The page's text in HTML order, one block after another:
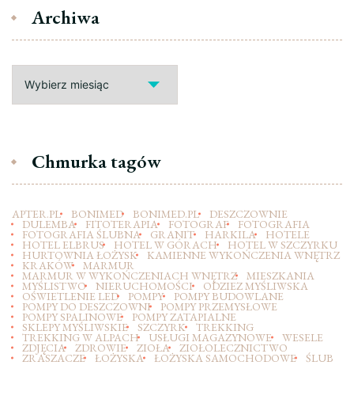
Archiwa
Chmurka tagów
APTER.PL BONIMED BONIMED.PL DESZCZOWNIE
DULEMBA FITOTERAPIA FOTOGRAF FOTOGRAFIA
FOTOGRAFIA ŚLUBNA GRANIT HARKILA HOTELE
HOTEL ELBRUS HOTEL W GÓRACH HOTEL W SZCZYRKU
HURTOWNIA ŁOŻYSK KAMIENNE WYKOŃCZENIA WNĘTRZ
KRAKÓW MARMUR
MARMUR W WYKOŃCZENIACH WNĘTRZ MIESZKANIA
MYŚLISTWO NIERUCHOMOŚCI ODZIEZ MYŚLIWSKA
OŚWIETLENIE LED POMPY POMPY BUDOWLANE
POMPY DO DESZCZOWNI POMPY PRZEMYSŁOWE
POMPY SPALINOWE POMPY ZATAPIALNE
SKLEPY MYŚLIWSKIE SZCZYRK TREKKING
TREKKING W ALPACH USŁUGI MAGAZYNOWE WESELE
ZDJĘCIA ZDROWIE ZIOŁA ZIOŁOLECZNICTWO
ZRASZACZE ŁOŻYSKA ŁOŻYSKA SAMOCHODOWE ŚLUB